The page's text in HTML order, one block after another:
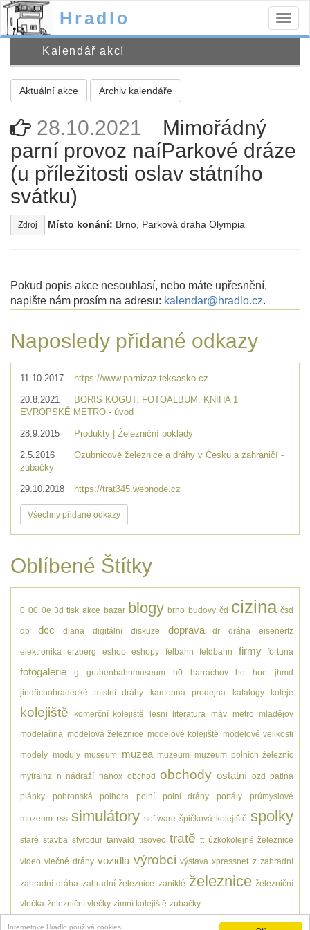
Internetové Hradlo používá cookies
Hradlo
Kalendář akcí
Aktuální akce Archiv kalendáře
28.10.2021
Mimořádný
parní provoz naíParkové dráze
(u příležitosti oslav státního
svátku)
Zdroj Místo konání: Brno, Parková dráha Olympia
Pokud popis akce nesouhlasí, nebo máte upřesnění,
napište nám prosím na adresu: kalendar@hradlo.cz.
Naposledy přidané odkazy
11.10.2017 https://www.parnizaziteksasko.cz
20.8.2021
BORIS KOGUT. FOTOALBUM. KNIHA 1
EVROPSKÉ METRO - úvod
28.9.2015 Produkty | Železniční poklady
2.5.2016
Ozubnicové železnice a dráhy v Česku a zahraničí -
zubačky
29.10.2018 https://trat345.webnode.cz
Všechny přidané odkazy
Oblíbené Štítky
0 00 0e 3d tisk akce bazar blogy brno budovy čd cizina čsd
db dcc diana digitální diskuze doprava dr dráha eisenertz
elektronika erzberg eshop eshopy felbahn feldbahn firmy fortuna
fotogalerie g grubenbahnmuseum h0 harrachov ho hoe jhmd
jindřichohradecké místní dráhy kamenná prodejna katalogy koleje
kolejiště komerční kolejiště lesní literatura máv metro mladějov
modelařina modelová železnice modelové kolejiště modelové velikosti
modely moduly museum muzea muzeum muzeum polních železnic
mytrainz n nádraží nanox obchod obchody ostatní ozd patina
plánky pohronská polhora polní polní dráhy portály průmyslové
muzeum rss simulátory software špičková kolejiště spolky
staré stavba styrodur tanvald tisovec tratě tt úzkokolejné železnice
video vlečné dráhy vozidla výrobci výstava xpressnet z zahradní
zahradní dráha zahradní železnice zaniklé železnice železniční
vlečka železniční vlečky zimní kolejiště zubačky